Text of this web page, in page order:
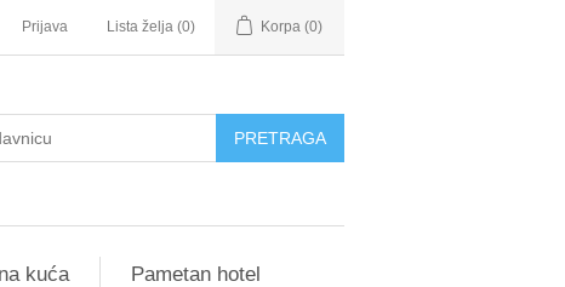
Prijava Lista želja (0) Korpa (0)
kuća
Pametan hotel